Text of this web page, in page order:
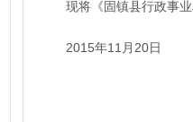
现将《固镇县行政事
2015年11月20日